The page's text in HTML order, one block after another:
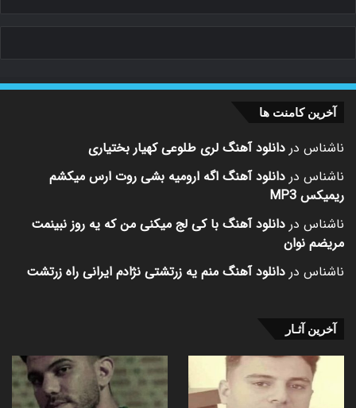
آخرین کامنت ها
ناشناس در دانلود آهنگ لری طلوعی کهیار بختیاری
ناشناس در دانلود آهنگ اگه ارومیه بشی روت ارس میکشم
ریمیکس MP3
ناشناس در دانلود آهنگ با کی لج میکنی من که یه روز نبینمت
مریضم نوان
ناشناس در دانلود آهنگ منم یه زرتشتی نژادم ایرانی راه زرتشت
آخرین آثـار